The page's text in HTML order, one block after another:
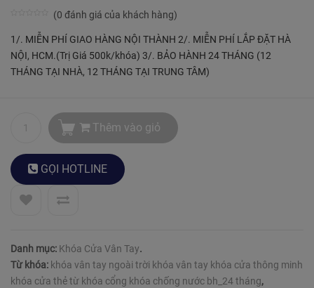
hàng
(0 đánh giá của khách hàng)
1/. MIỄN PHÍ GIAO HÀNG NỘI THÀNH 2/. MIỄN PHÍ LẮP ĐẶT HÀ
NỘI, HCM.(Trị Giá 500k/khóa) 3/. BẢO HÀNH 24 THÁNG (12
THÁNG TẠI NHÀ, 12 THÁNG TẠI TRUNG TÂM)
Thêm vào giỏ
GỌI HOTLINE
Danh mục: Khóa Cửa Vân Tay.
Từ khóa: khóa vân tay ngoài trời khóa vân tay khóa cửa thông minh
khóa cửa thẻ từ khóa cổng khóa chống nước bh_24 tháng,